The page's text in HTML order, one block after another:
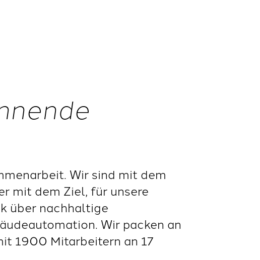
Wir sind mit dem
mit dem Ziel, für unsere
über nachhaltige
Wir packen an
1900 Mitarbeitern an 17